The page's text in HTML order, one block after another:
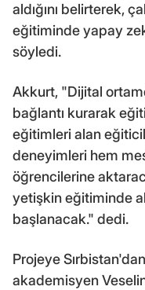
aldığını belirterek,
eğitiminde yapay
söyledi.
Akkurt, "Dijital
bağlantı kurarak
eğitimleri alan
deneyimleri hem
öğrencilerine
yetişkin eğitiminde
başlanacak." dedi.
Projeye
akademisyen